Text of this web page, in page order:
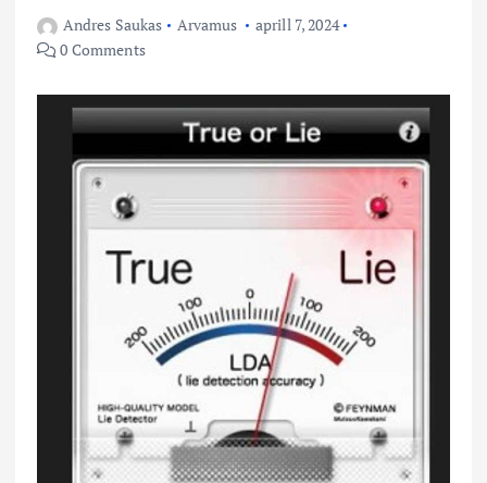
Andres Saukas Arvamus
aprill 7, 2024
0 Comments